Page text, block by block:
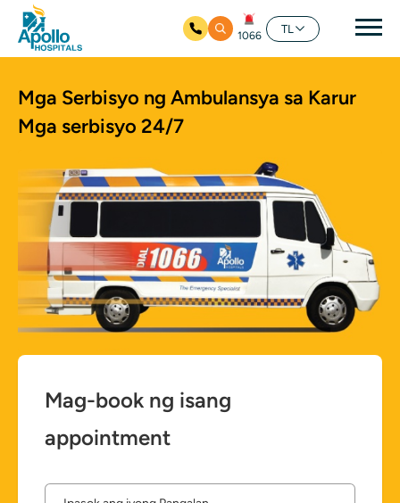
1066
TL
Mga Serbisyo ng Ambulansya sa Karur
Mga serbisyo 24/7
Mag-book ng isang
appointment